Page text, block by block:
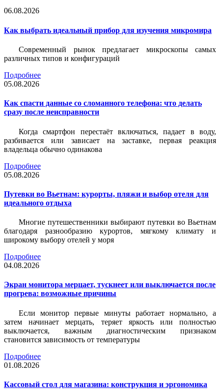
06.08.2026
Как выбрать идеальный прибор для изучения микромира
Современный рынок предлагает микроскопы самых
различных типов и конфигураций
Подробнее
05.08.2026
Как спасти данные со сломанного телефона: что делать
сразу после неисправности
Когда смартфон перестаёт включаться, падает в воду,
разбивается или зависает на заставке, первая реакция
владельца обычно одинакова
Подробнее
05.08.2026
Путевки во Вьетнам: курорты, пляжи и выбор отеля для
идеального отдыха
Многие путешественники выбирают путевки во Вьетнам
благодаря разнообразию курортов, мягкому климату и
широкому выбору отелей у моря
Подробнее
04.08.2026
Экран монитора мерцает, тускнеет или выключается после
прогрева: возможные причины
Если монитор первые минуты работает нормально, а
затем начинает мерцать, теряет яркость или полностью
выключается, важным диагностическим признаком
становится зависимость от температуры
Подробнее
01.08.2026
Кассовый стол для магазина: конструкция и эргономика